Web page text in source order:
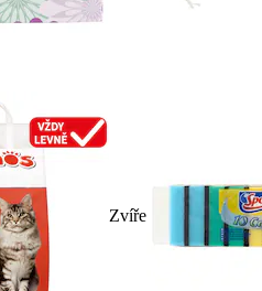
Zvíře